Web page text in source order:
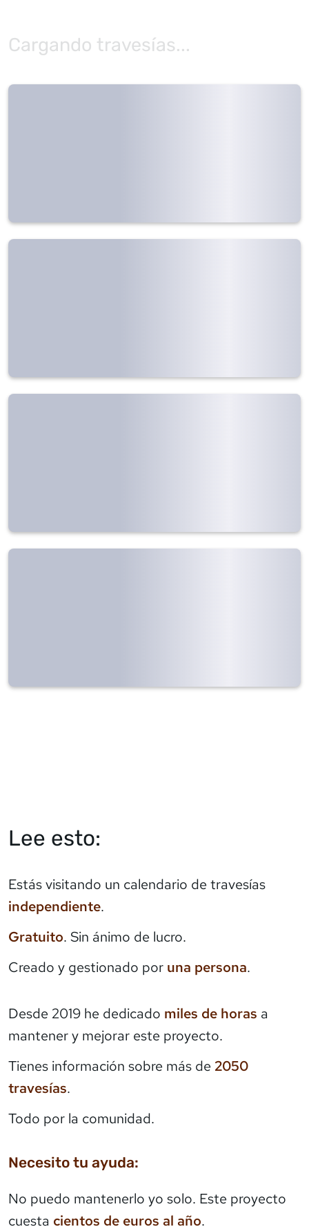
Cargando travesías...
Lee esto:
Estás visitando un calendario de travesías
independiente.
Gratuito. Sin ánimo de lucro.
Creado y gestionado por una persona.
Desde 2019 he dedicado miles de horas a
mantener y mejorar este proyecto.
Tienes información sobre más de 2050
travesías.
Todo por la comunidad.
Necesito tu ayuda:
No puedo mantenerlo yo solo. Este proyecto
cuesta cientos de euros al año.